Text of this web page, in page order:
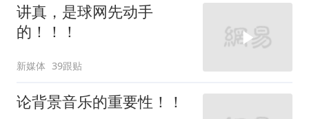
讲真，是球网先动手
的！！！
新媒体 39跟贴
论背景音乐的重要性！！